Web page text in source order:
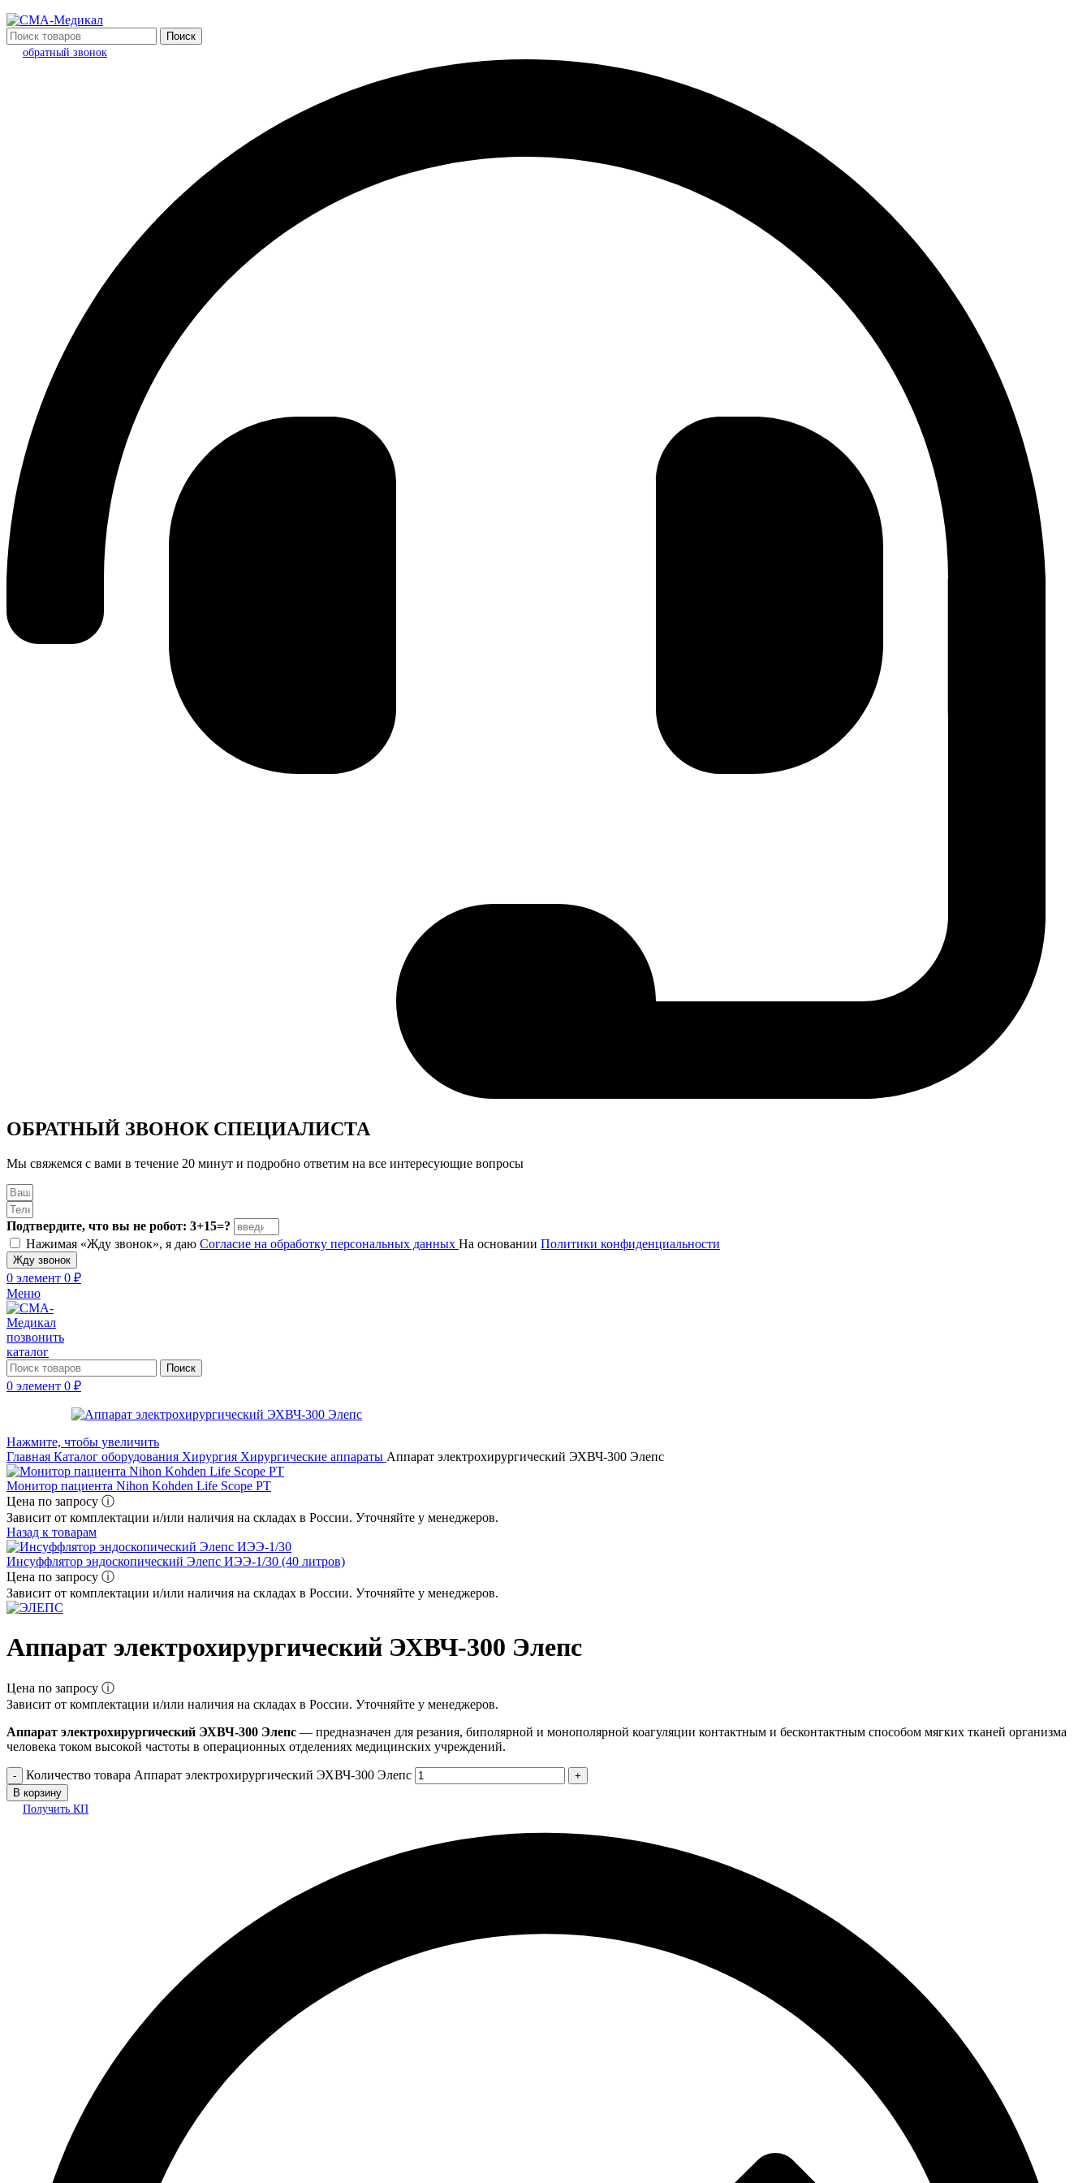
Поиск
обратный звонок
ОБРАТНЫЙ ЗВОНОК СПЕЦИАЛИСТА
Мы свяжемся с вами в течение 20 минут и подробно ответим на все интересующие вопросы
Подтвердите, что вы не робот: 3+15=?
Нажимая «Жду звонок», я даю Согласие на обработку персональных данных На основании Политики конфиденциальности
Жду звонок
0 элемент 0 ₽
Меню
позвонить
каталог
Поиск
0 элемент 0 ₽
Нажмите, чтобы увеличить
Главная Каталог оборудования Хирургия Хирургические аппараты Аппарат электрохирургический ЭХВЧ-300 Элепс
Монитор пациента Nihon Kohden Life Scope PT
Цена по запросу ⓘ
Зависит от комплектации и/или наличия на складах в России. Уточняйте у менеджеров.
Назад к товарам
Инсуффлятор эндоскопический Элепс ИЭЭ-1/30 (40 литров)
Цена по запросу ⓘ
Зависит от комплектации и/или наличия на складах в России. Уточняйте у менеджеров.
Аппарат электрохирургический ЭХВЧ-300 Элепс
Цена по запросу ⓘ
Зависит от комплектации и/или наличия на складах в России. Уточняйте у менеджеров.
Аппарат электрохирургический ЭХВЧ-300 Элепс — предназначен для резания, биполярной и монополярной коагуляции контактным и бесконтактным способом мягких тканей организма
человека током высокой частоты в операционных отделениях медицинских учреждений.
Количество товара Аппарат электрохирургический ЭХВЧ-300 Элепс
В корзину
Получить КП